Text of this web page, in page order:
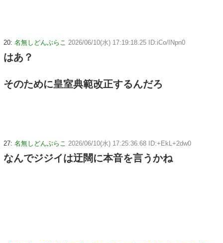
20: 名無しどんぶらこ 2026/06/10(水) 17:19:18.25 ID:iCo/INpn0
はあ？
そのために皇室典範改正するんだろ
27: 名無しどんぶらこ 2026/06/10(水) 17:25:36.68 ID:+EkL+2dw0
なんでジジイは迂闊に本音を言うかね